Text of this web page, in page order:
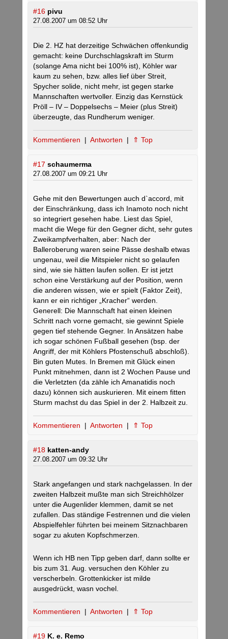
#16 pivu
27.08.2007 um 08:52 Uhr
Die 2. HZ hat derzeitige Schwächen offenkundig
gemacht: keine Durchschlagskraft im Sturm
(solange Ama nicht bei 100% ist), Köhler war
kaum zu sehen, bzw. alles lief über Streit,
Spycher solide, nicht mehr, ist gegen starke
Mannschaften wertvoller. Einzig das Kernstück
Pröll – IV – Doppelsechs – Meier (plus Streit)
überzeugte, das Rundherum weniger.
Kommentieren | Antworten | ⇑ Top
#17 schaumerma
27.08.2007 um 09:21 Uhr
Gehe mit den Bewertungen auch d`accord, mit
der Einschränkung, dass ich Inamoto noch nicht
so integriert gesehen habe. Liest das Spiel,
macht die Wege für den Gegner dicht, sehr gutes
Zweikampfverhalten, aber: Nach der
Balleroberung waren seine Pässe deshalb etwas
ungenau, weil die Mitspieler nicht so gelaufen
sind, wie sie hätten laufen sollen. Er ist jetzt
schon eine Verstärkung auf der Position, wenn
die anderen wissen, wie er spielt (Faktor Zeit),
kann er ein richtiger „Kracher“ werden.
Generell: Die Mannschaft hat einen kleinen
Schritt nach vorne gemacht, sie gewinnt Spiele
gegen tief stehende Gegner. In Ansätzen habe
ich sogar schönen Fußball gesehen (bsp. der
Angriff, der mit Köhlers Pfostenschuß abschloß).
Bin guten Mutes. In Bremen mit Glück einen
Punkt mitnehmen, dann ist 2 Wochen Pause und
die Verletzten (da zähle ich Amanatidis noch
dazu) können sich auskurieren. Mit einem fitten
Sturm machst du das Spiel in der 2. Halbzeit zu.
Kommentieren | Antworten | ⇑ Top
#18 katten-andy
27.08.2007 um 09:32 Uhr
Stark angefangen und stark nachgelassen. In der
zweiten Halbzeit mußte man sich Streichhölzer
unter die Augenlider klemmen, damit se net
zufallen. Das ständige Festrennen und die vielen
Abspielfehler führten bei meinem Sitznachbaren
sogar zu akuten Kopfschmerzen.
Wenn ich HB nen Tipp geben darf, dann sollte er
bis zum 31. Aug. versuchen den Köhler zu
verscherbeln. Grottenkicker ist milde
ausgedrückt, wasn vochel.
Kommentieren | Antworten | ⇑ Top
#19 K. e. Remo